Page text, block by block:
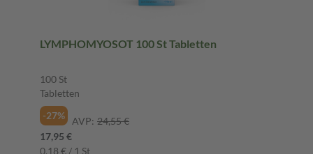
LYMPHOMYOSOT 100 St Tabletten
100 St
Tabletten
-27%
AVP: 24,55 €
17,95 €
0,18 € / 1 St